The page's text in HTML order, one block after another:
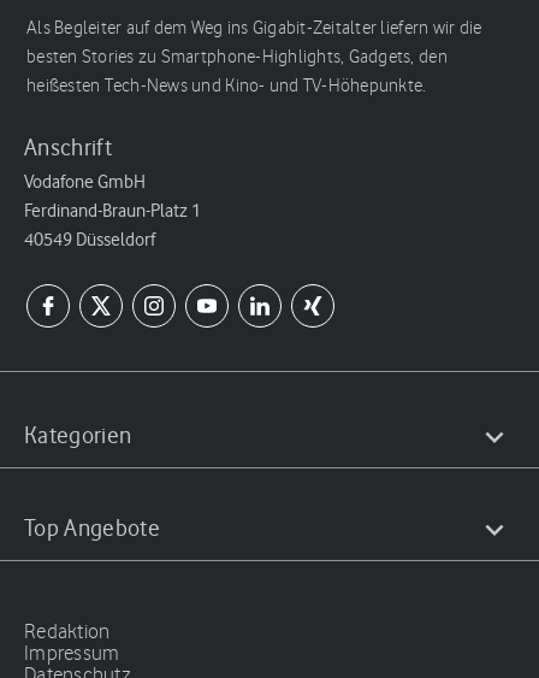
Als Begleiter auf dem Weg ins Gigabit-Zeitalter liefern wir die
besten Stories zu Smartphone-Highlights, Gadgets, den
heißesten Tech-News und Kino- und TV-Höhepunkte.
Anschrift
Vodafone GmbH
Ferdinand-Braun-Platz 1
40549 Düsseldorf
Kategorien
Top Angebote
Redaktion
Impressum